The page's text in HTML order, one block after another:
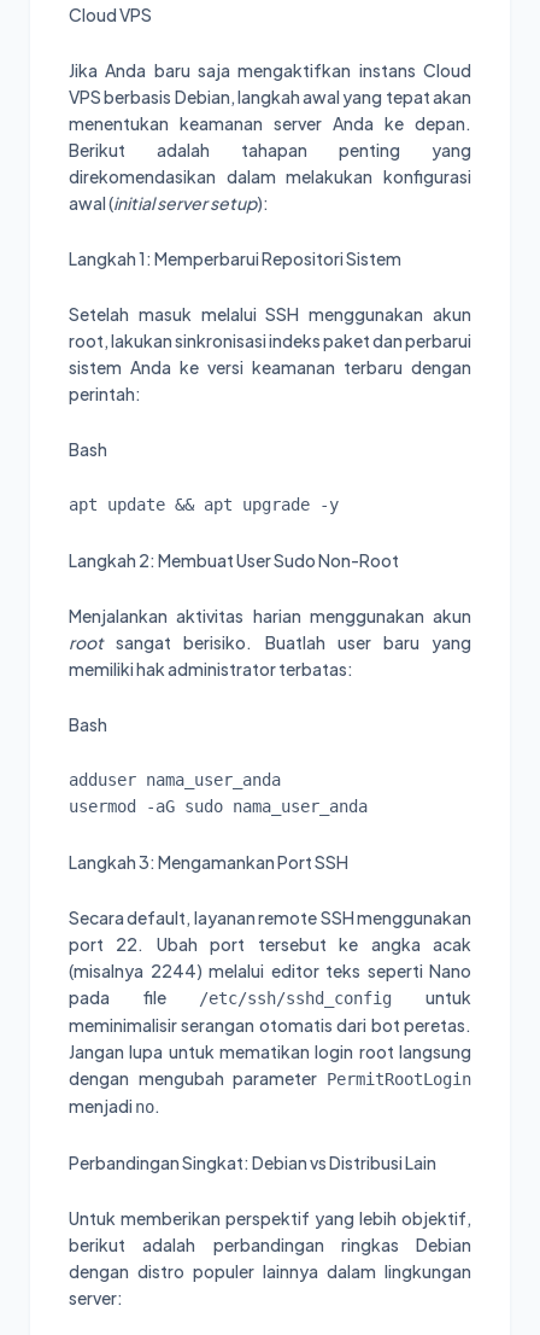
Cloud VPS
Jika Anda baru saja mengaktifkan instans Cloud
VPS berbasis Debian, langkah awal yang tepat akan
menentukan keamanan server Anda ke depan.
Berikut adalah tahapan penting yang
direkomendasikan dalam melakukan konfigurasi
awal (initial server setup):
Langkah 1: Memperbarui Repositori Sistem
Setelah masuk melalui SSH menggunakan akun
root, lakukan sinkronisasi indeks paket dan perbarui
sistem Anda ke versi keamanan terbaru dengan
perintah:
Bash
Langkah 2: Membuat User Sudo Non-Root
Menjalankan aktivitas harian menggunakan akun
rootsangat berisiko. Buatlah user baru yang
memiliki hak administrator terbatas:
Bash
adduser nama_user_anda
Langkah 3: Mengamankan Port SSH
Secara default, layanan remote SSH menggunakan
port 22. Ubah port tersebut ke angka acak
(misalnya 2244) melalui editor teks seperti Nano
pada file
/etc/ssh/sshd_config
untuk
meminimalisir serangan otomatis dari bot peretas.
Jangan lupa untuk mematikan login root langsung
dengan mengubah parameter PermitRootLogin
menjadi no.
Perbandingan Singkat: Debian vs Distribusi Lain
Untuk memberikan perspektif yang lebih objektif,
berikut adalah perbandingan ringkas Debian
dengan distro populer lainnya dalam lingkungan
server: